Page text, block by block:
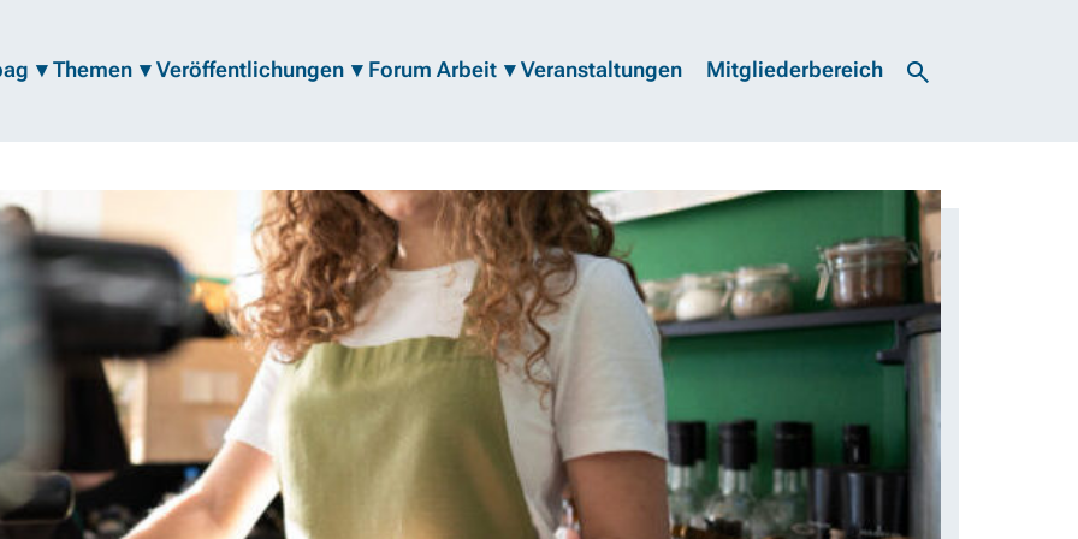
Themen Veröffentlichungen Forum Arbeit Veranstaltungen Mitgliederbereich